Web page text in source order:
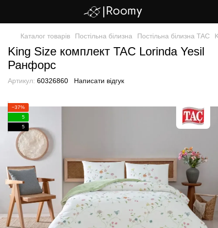
Каталог товарів Постільна білизна Постільна білизна TAC
King Size комплект TAC Lorinda Yesil
Ранфорс
Артикул: 60326860 Написати відгук
−37%
5
5